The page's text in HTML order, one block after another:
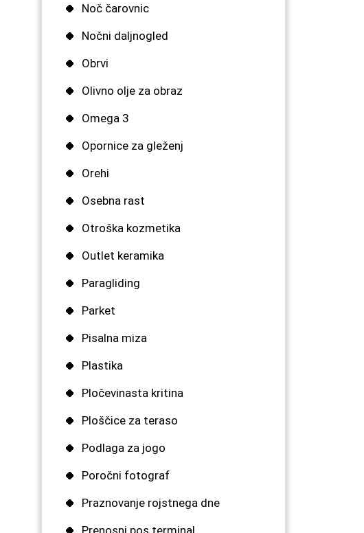
Noč čarovnic
Nočni daljnogled
Obrvi
Olivno olje za obraz
Omega 3
Opornice za gleženj
Orehi
Osebna rast
Otroška kozmetika
Outlet keramika
Paragliding
Parket
Pisalna miza
Plastika
Pločevinasta kritina
Ploščice za teraso
Podlaga za jogo
Poročni fotograf
Praznovanje rojstnega dne
Prenosni pos terminal